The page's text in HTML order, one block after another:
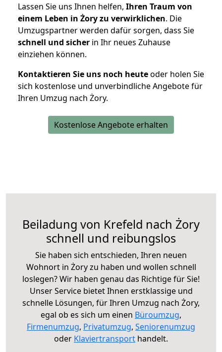
Lassen Sie uns Ihnen helfen, Ihren Traum von
einem Leben in Żory zu verwirklichen. Die
Umzugspartner werden dafür sorgen, dass Sie
schnell und sicher in Ihr neues Zuhause
einziehen können.
Kontaktieren Sie uns noch heuteoder holen Sie
sich kostenlose und unverbindliche Angebote für
Ihren Umzug nach Żory.
Kostenlose Angebote erhalten
Beiladung von Krefeld nach Żory
schnell und reibungslos
Sie haben sich entschieden, Ihren neuen
Wohnort in Żory zu haben und wollen schnell
loslegen? Wir haben genau das Richtige für Sie!
Unser Service bietet Ihnen erstklassige und
schnelle Lösungen, für Ihren Umzug nach Żory,
egal ob es sich um einen Büroumzug,
Firmenumzug, Privatumzug, Seniorenumzug
oder Klaviertransport handelt.